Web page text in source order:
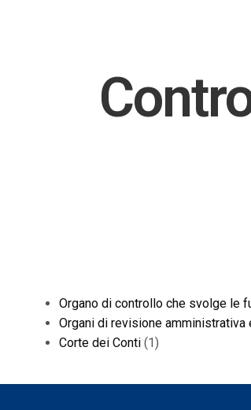
Organo di controllo che svolge le
Organi di revisione amministrativa
Corte dei Conti (1)